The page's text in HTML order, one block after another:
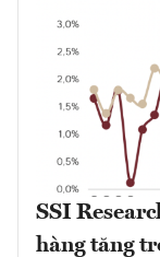
SSI
hàng tăng